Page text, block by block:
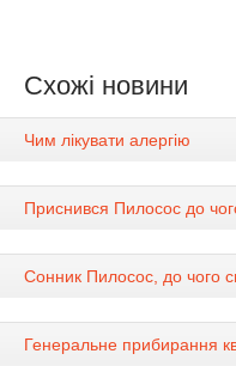
Схожі новини
Чим лікувати алергію
Приснився Пилосос до
Сонник Пилосос, до чого
Генеральне прибирання